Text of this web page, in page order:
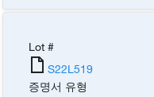
Lot #
S22L519
증명서 유형